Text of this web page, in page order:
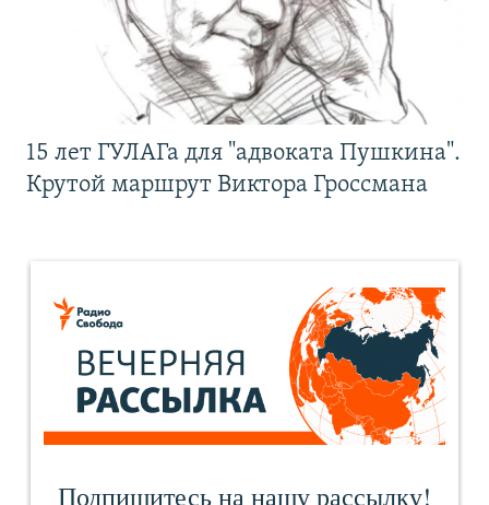
15 лет ГУЛАГа для "адвоката Пушкина".
Крутой маршрут Виктора Гроссмана